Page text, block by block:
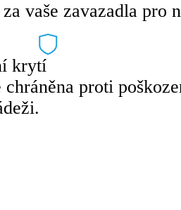
vaše zavazadla pro
krytí
proti